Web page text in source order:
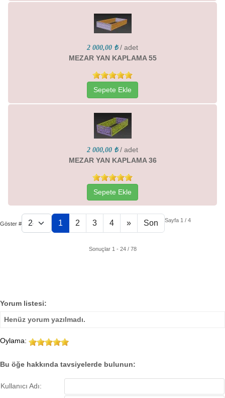
2 000,00 ₺ / adet
MEZAR YAN KAPLAMA 55
Sepete Ekle
2 000,00 ₺ / adet
MEZAR YAN KAPLAMA 36
Sepete Ekle
Göster # 1 2 3 4 » Son Sayfa 1 / 4
Sonuçlar 1 - 24 / 78
Yorum listesi:
Henüz yorum yazılmadı.
Oylama:
Bu öğe hakkında tavsiyelerde bulunun:
Kullanıcı Adı: